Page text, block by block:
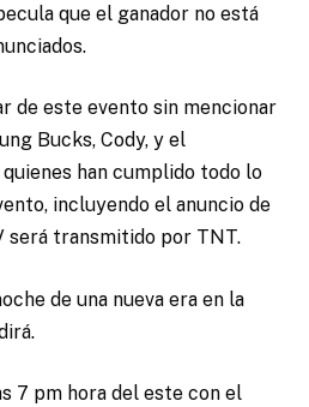
que el ganador no está
de este evento sin mencionar
Bucks, Cody, y el
han cumplido todo lo
incluyendo el anuncio de
será transmitido por TNT.
de una nueva era en la
7 pm hora del este con el